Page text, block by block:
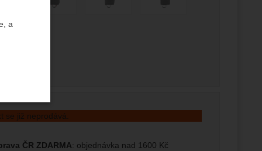
a
a
se s
se již neprodává.
ČR ZDARMA: objednávka nad 1600 Kč